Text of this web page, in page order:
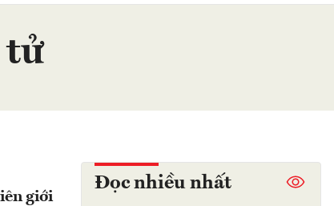
tử
giới
Đọc nhiều nhất